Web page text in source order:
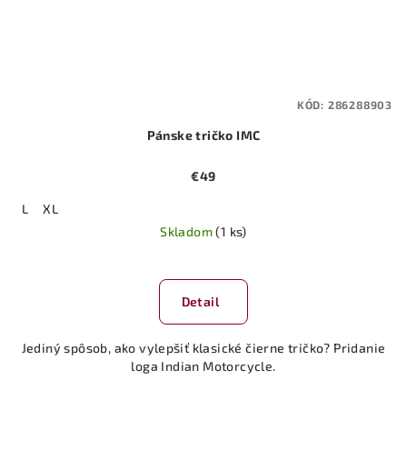
Pánske tričko IMC
€49
L
XL
Skladom(1 ks)
Detail
Jediný spôsob, ako vylepšiť klasické čierne tričko? Pridanie
loga Indian Motorcycle.
KÓD: 286288903